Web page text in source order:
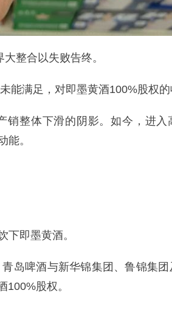
整合以失败告终。
能满足，对即墨黄酒100%股权的
销整体下滑的阴影。如今，进入
能。
下即墨黄酒。
岛啤酒与新华锦集团、鲁锦集
股权。